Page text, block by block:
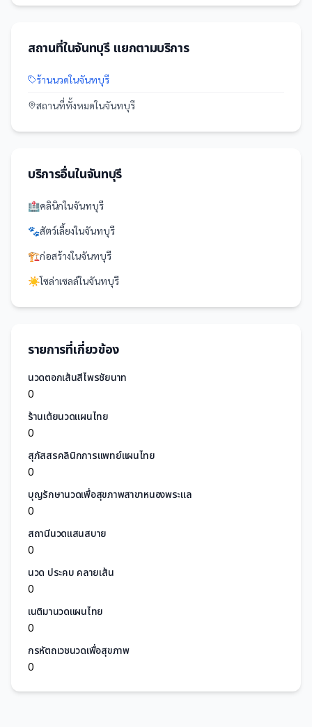
สถานที่ในจันทบุรีแยกตามบริการ
ร้านนวดในจันทบุรี
สถานที่ทั้งหมดในจันทบุรี
บริการอื่นในจันทบุรี
🏥คลินิกในจันทบุรี
🐾สัตว์เลี้ยงในจันทบุรี
🏗️ก่อสร้างในจันทบุรี
☀️โซล่าเซลล์ในจันทบุรี
รายการที่เกี่ยวข้อง
นวดตอกเส้นสีไพรชัยนาท
0
ร้านเต้ยนวดแผนไทย
0
สุภัสสรคลินิกการแพทย์แผนไทย
0
บุญรักษานวดเพื่อสุขภาพสาขาหนองพระแล
0
สถานีนวดแสนสบาย
0
นวด ประคบ คลายเส้น
0
เนติมานวดแผนไทย
0
กรหัตถเวชนวดเพื่อสุขภาพ
0